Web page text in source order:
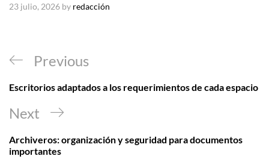
23 julio, 2026 by redacción
Navegación
de
entradas
Previous
Post
Previous
Escritorios adaptados a los requerimientos de cada espacio
Next
Post
Next
Archiveros: organización y seguridad para documentos
importantes